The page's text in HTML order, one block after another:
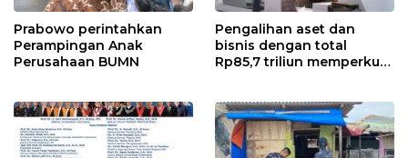
Prabowo perintahkan
Perampingan Anak
Perusahaan BUMN
Pengalihan aset dan
bisnis dengan total
Rp85,7 triliun memperkuat
dari 90% aset jaringan
Telkom